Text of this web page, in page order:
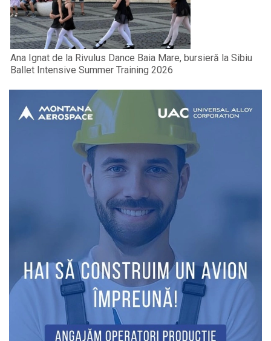
Ana Ignat de la Rivulus Dance Baia Mare, bursieră la Sibiu
Ballet Intensive Summer Training 2026